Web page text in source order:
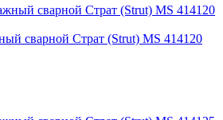
сварной Страт (Strut) MS 414120